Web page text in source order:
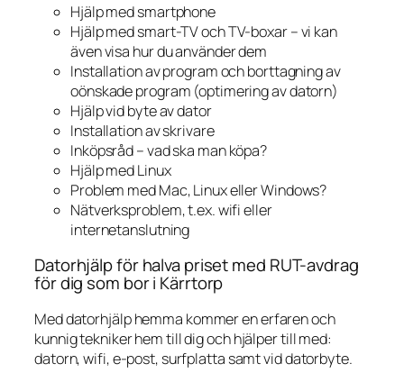
Hjälp med smartphone
Hjälp med smart-TV och TV-boxar – vi kan
även visa hur du använder dem
Installation av program och borttagning av
oönskade program (optimering av datorn)
Hjälp vid byte av dator
Installation av skrivare
Inköpsråd – vad ska man köpa?
Hjälp med Linux
Problem med Mac, Linux eller Windows?
Nätverksproblem, t.ex. wifi eller
internetanslutning
Datorhjälp för halva priset med RUT-avdrag
för dig som bor i Kärrtorp
Med datorhjälp hemma kommer en erfaren och
kunnig tekniker hem till dig och hjälper till med:
datorn, wifi, e-post, surfplatta samt vid datorbyte.